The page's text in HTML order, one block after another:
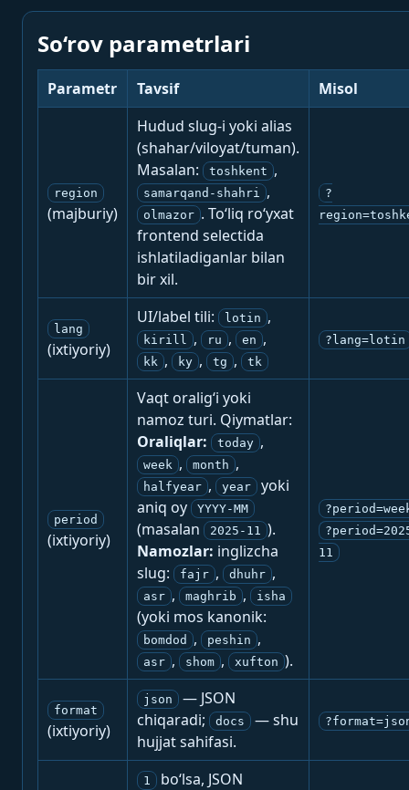
So‘rov parametrlari
Parametr Tavsif Misol
region
(majburiy)
Hudud slug-i yoki alias
(shahar/viloyat/tuman).
Masalan:
toshkent ,
samarqand-shahri ,
olmazor . To‘liq ro‘yxat
frontend selectida
ishlatiladiganlar bilan
bir xil.
?
lang
(ixtiyoriy)
UI/label tili: lotin ,
kirill , ru , en ,
kk , ky , tg , tk
?lang=lotin
period
(ixtiyoriy)
Vaqt oralig‘i yoki
namoz turi. Qiymatlar:
Oraliqlar:
today ,
week , month ,
halfyear , year
yoki
aniq oy
YYYY-MM
(masalan 2025-11 ).
Namozlar: inglizcha
slug:
fajr , dhuhr ,
asr , maghrib , isha
(yoki mos kanonik:
bomdod , peshin ,
asr , shom , xufton ).
11
format
(ixtiyoriy)
json
— JSON
chiqaradi;
docs
— shu
hujjat sahifasi.
1
bo‘lsa, JSON